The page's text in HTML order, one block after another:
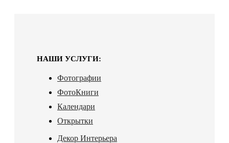
НАШИ УСЛУГИ:
Фотографии
ФотоКниги
Календари
Открытки
Декор Интерьера